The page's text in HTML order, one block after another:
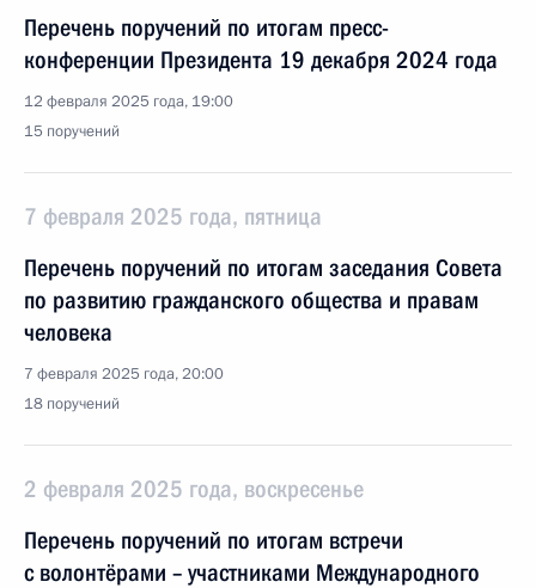
Перечень поручений по итогам пресс-
конференции Президента 19 декабря 2024 года
12 февраля 2025 года, 19:00
15 поручений
7 февраля 2025 года, пятница
Перечень поручений по итогам заседания Совета
по развитию гражданского общества и правам
человека
7 февраля 2025 года, 20:00
18 поручений
2 февраля 2025 года, воскресенье
Перечень поручений по итогам встречи
с волонтёрами – участниками Международного